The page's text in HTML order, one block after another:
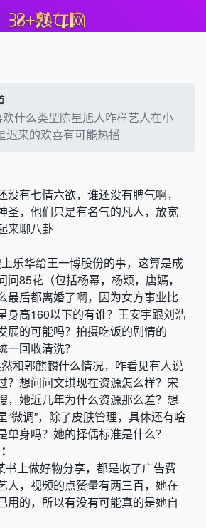
什么类型陈星旭人咋样艺人在小
迟来的欢喜有可能热播
没有七情六欲，谁还没有脾气啊，
圣，他们只是有名气的凡人，放宽
来聊八卦
乐华给王一博股份的事，这算是成
问85花（包括杨幂，杨颖，唐嫣，
最后都离婚了啊，因为女方事业比
身高160以下的有谁？ 王安宇跟刘浩
展的可能吗？拍摄吃饭的剧情的
一回收清洗？
和郭麒麟什么情况，咋看见有人说
？ 想问问文琪现在资源怎么样？宋
，她近几年为什么资源那么差？ 想
“微调”，除了皮肤管理，具体还有啥
单身吗？她的择偶标准是什么？
书上做好物分享，都是收了广告费
人，视频的点赞量有两三百，她在
用的，所以有没有可能真的是她自